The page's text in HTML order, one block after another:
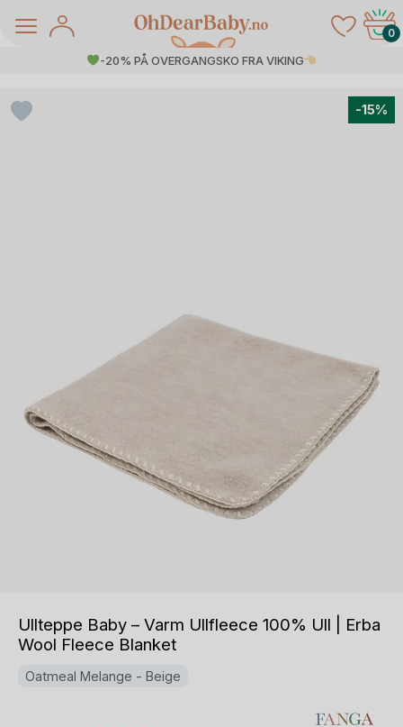
0
-20% PÅ OVERGANGSKO FRA VIKING
-15%
Ullteppe Baby – Varm Ullfleece 100% Ull | Erba
Wool Fleece Blanket
Oatmeal Melange - Beige